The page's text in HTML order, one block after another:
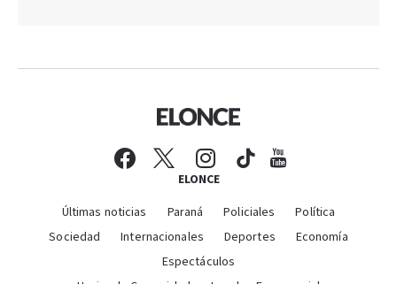
ELONCE
Últimas noticias Paraná Policiales
Política
Sociedad
Internacionales Deportes
Economía
Espectáculos